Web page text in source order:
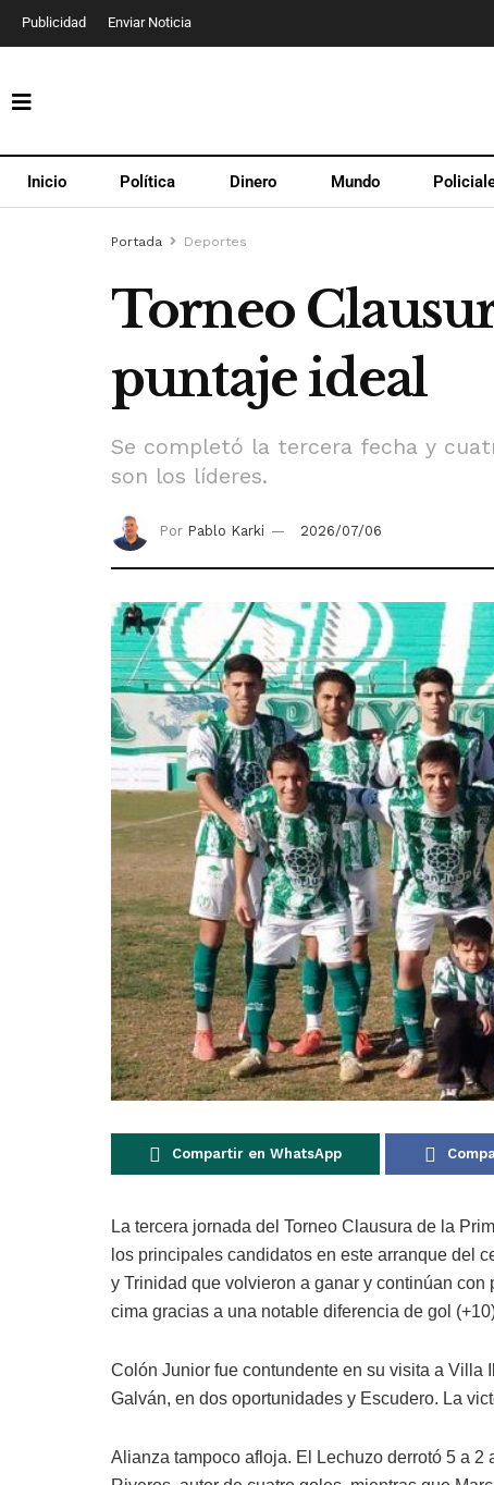
Publicidad Enviar Noticia
Inicio Política Dinero Mundo
Portada Deportes
Torneo
puntaje ideal
Se completó la tercera fecha y
son los líderes.
Por Pablo Karki 2026/07/06
Compartir en WhatsApp
La tercera jornada del Torneo Clausura de la
los principales candidatos en este arranque del
y Trinidad que volvieron a ganar y continúan con
cima gracias a una notable diferencia de gol
Colón Junior fue contundente en su visita a Villa
Galván, en dos oportunidades y Escudero. La
Alianza tampoco afloja. El Lechuzo derrotó 5 a